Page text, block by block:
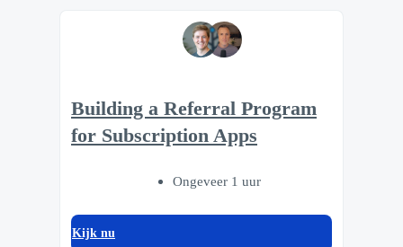
Building a Referral Program
for Subscription Apps
Ongeveer 1 uur
Kijk nu